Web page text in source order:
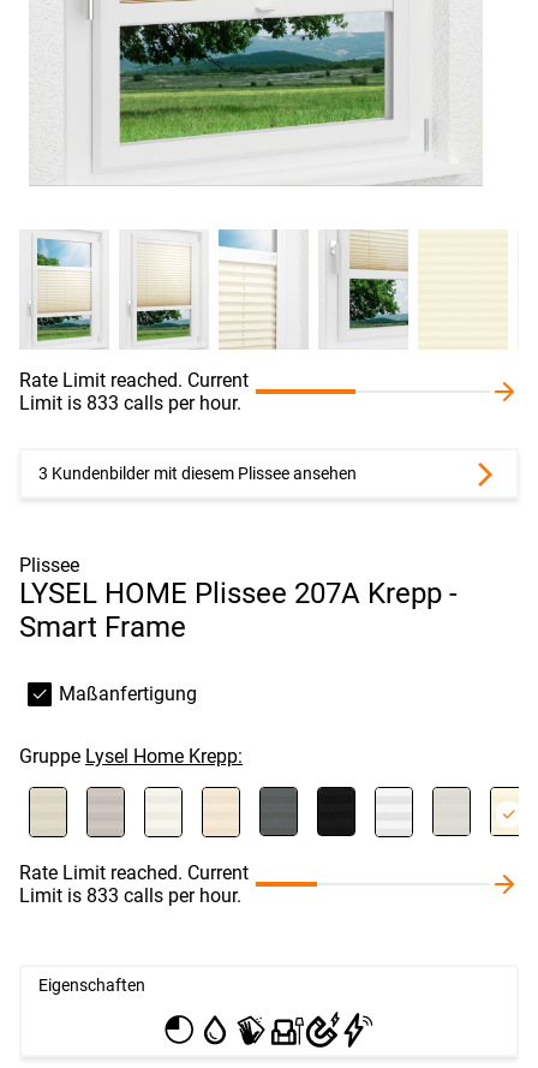
Rate Limit reached. Current
Limit is 833 calls per hour.
3 Kundenbilder mit diesem Plissee ansehen
Plissee
LYSEL HOME Plissee 207A Krepp -
Smart Frame
Maßanfertigung
Gruppe Lysel Home Krepp:
Rate Limit reached. Current
Limit is 833 calls per hour.
Eigenschaften